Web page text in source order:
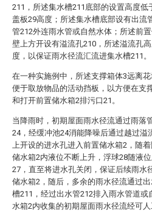
211，所述集水槽211底部的设置高度低
盖板29高度；所述集水槽底部设有出流
管212外连雨水管或自然水体；所述前
壁上方开设有溢流孔210，所述溢流孔
度，以保证雨水径流汇流进集水槽211。
在一种实施例中，所述支撑箱体3远离
便于取放物品的活动挡板，以方便在支
和打开前置储水箱2排污口21。
当降雨时，初期屋面雨水径流通过雨落
24，经缓冲池24消能降噪后通过越过溢
上开设的进水孔进入前置储水箱2，随
储水箱2内液位不断上升，浮球28随液
27，直至将进水孔关闭，保证后续雨水
储水箱2，随后，多余的雨水径流通过
槽211，经过出水管212排入雨水管道或
水箱2内收集的初期屋面雨水径流经可